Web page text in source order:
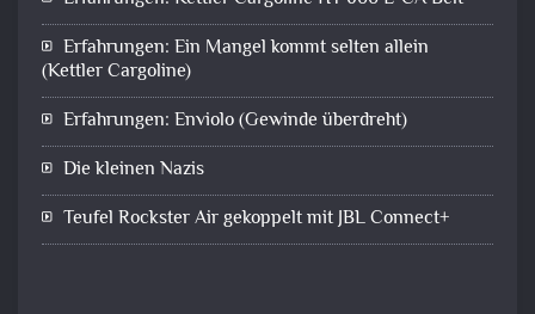
Erfahrungen: Ein Mangel kommt selten allein
(Kettler Cargoline)
Erfahrungen: Enviolo (Gewinde überdreht)
Die kleinen Nazis
Teufel Rockster Air gekoppelt mit JBL Connect+